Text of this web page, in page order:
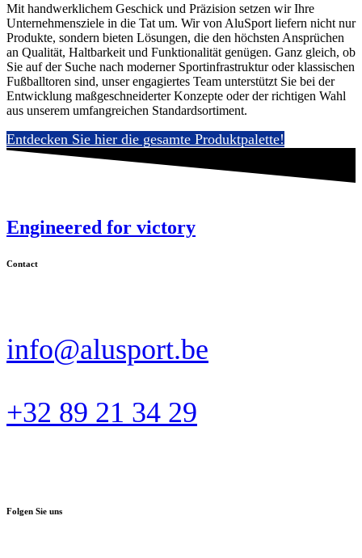
Mit handwerklichem Geschick und Präzision setzen wir Ihre
Unternehmensziele in die Tat um. Wir von AluSport liefern nicht nur
Produkte, sondern bieten Lösungen, die den höchsten Ansprüchen
an Qualität, Haltbarkeit und Funktionalität genügen. Ganz gleich, ob
Sie auf der Suche nach moderner Sportinfrastruktur oder klassischen
Fußballtoren sind, unser engagiertes Team unterstützt Sie bei der
Entwicklung maßgeschneiderter Konzepte oder der richtigen Wahl
aus unserem umfangreichen Standardsortiment.
Entdecken Sie hier die gesamte Produktpalette!
Engineered for victory
Contact
info@alusport.be
+32 89 21 34 29
Folgen Sie uns